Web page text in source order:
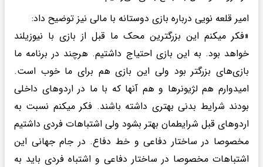
امیر قلعه نویی درباره بازی دوستانه با مالی نیز توضیح داد:
«فکر میکنم این بزرگترین محک ما قبل از بازی با نیوزیلند
خواهد بود. به این بازی احتیاج داشتیم. هرچند در برنامه ما
بازی‌های بزرگتر بود ولی این بازی هم برای ما خوب است.
امیدوارم هم لژیونرها و هم آنها که با ما در اردوهای داخلی
بودند شرایط بدنی بهتری داشته باشند. فکر میکنم نسبت به
اردوهای قبل شرایطمان بهتر بشود ولی اشتباهات فردی داشتیم
مخصوصا در ساختار دفاعی و خط دفاع. در جام جهانی این
اشتباهات مخصوصا در ساختار دفاعی و اشتباه فردی باید به